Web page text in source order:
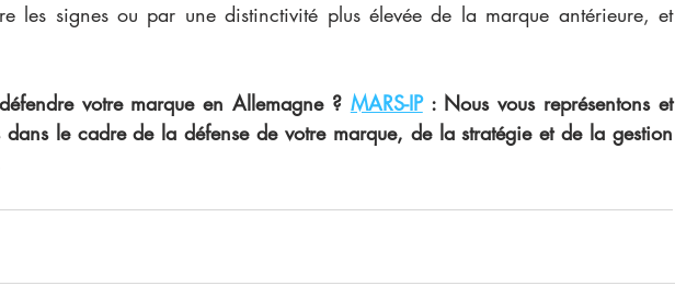
les signes ou par une distinctivité plus élevée de la marque antérieure, et
votre marque en Allemagne ? MARS-IP : Nous vous représentons et
dans le cadre de la défense de votre marque, de la stratégie et de la gestion